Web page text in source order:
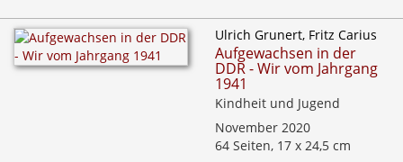
Ulrich Grunert, Fritz Carius
Aufgewachsen in der
DDR - Wir vom Jahrgang
1941
Kindheit und Jugend
November 2020
64 Seiten, 17 x 24,5 cm